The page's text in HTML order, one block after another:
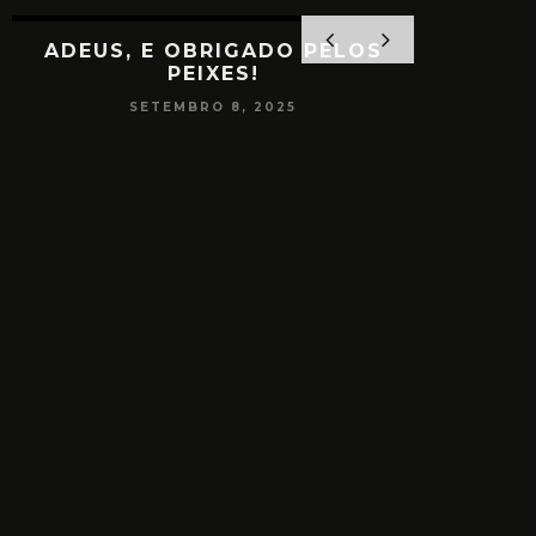
ADEUS, E OBRIGADO PELOS
PEIXES!
SETEMBRO 8, 2025